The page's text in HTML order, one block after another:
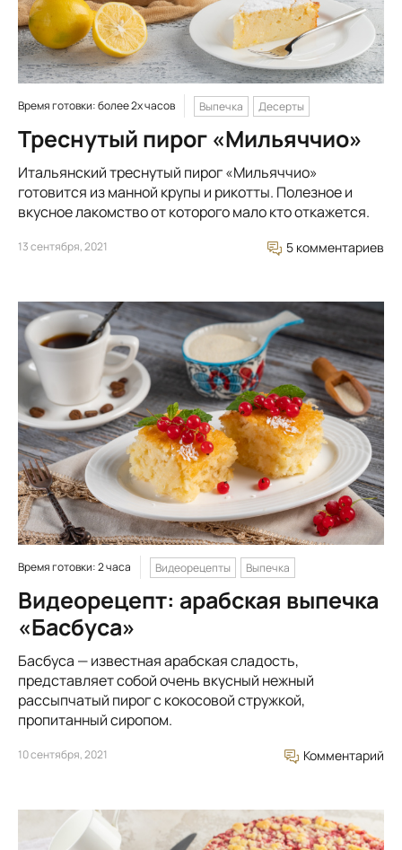
Время готовки: более 2х часов Выпечка Десерты
Треснутый пирог «Мильяччио»
Итальянский треснутый пирог «Мильяччио»
готовится из манной крупы и рикотты. Полезное и
вкусное лакомство от которого мало кто откажется.
13 сентября, 2021 5 комментариев
Время готовки: 2 часа Видеорецепты Выпечка
Видеорецепт: арабская выпечка
«Басбуса»
Басбуса — известная арабская сладость,
представляет собой очень вкусный нежный
рассыпчатый пирог с кокосовой стружкой,
пропитанный сиропом.
10 сентября, 2021 Комментарий